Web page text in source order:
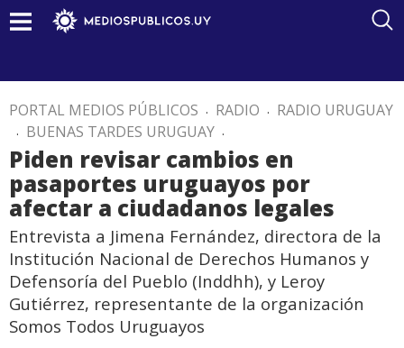
PORTAL MEDIOS PÚBLICOS . RADIO . RADIO URUGUAY
. BUENAS TARDES URUGUAY .
Piden revisar cambios en
pasaportes uruguayos por
afectar a ciudadanos legales
Entrevista a Jimena Fernández, directora de la
Institución Nacional de Derechos Humanos y
Defensoría del Pueblo (Inddhh), y Leroy
Gutiérrez, representante de la organización
Somos Todos Uruguayos